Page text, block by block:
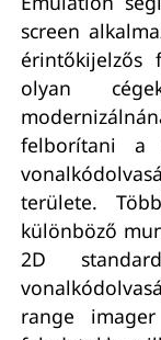
screen
érintőkijelzős
olyan
felborítani a
területe.
különböző
2D
range imager